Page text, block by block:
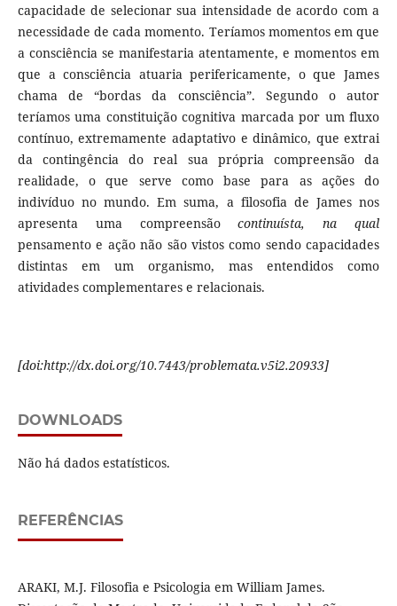
capacidade de selecionar sua intensidade de acordo com a
necessidade de cada momento. Teríamos momentos em que
a consciência se manifestaria atentamente, e momentos em
que a consciência atuaria perifericamente, o que James
chama de “bordas da consciência”. Segundo o autor
teríamos uma constituição cognitiva marcada por um fluxo
contínuo, extremamente adaptativo e dinâmico, que extrai
da contingência do real sua própria compreensão da
realidade, o que serve como base para as ações do
indivíduo no mundo. Em suma, a filosofia de James nos
apresenta uma compreensãocontinuísta, na qual
pensamento e ação não são vistos como sendo capacidades
distintas em um organismo, mas entendidos como
atividades complementares e relacionais.
[doi:http://dx.doi.org/10.7443/problemata.v5i2.20933]
DOWNLOADS
Não há dados estatísticos.
REFERÊNCIAS
ARAKI, M.J. Filosofia e Psicologia em William James.